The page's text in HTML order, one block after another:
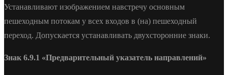
Устанавливают изображением навстречу основным
пешеходным потокам у всех входов в (на) пешеходный
переход. Допускается устанавливать двухсторонние знаки.
Знак 6.9.1 «Предварительный указатель направлений»